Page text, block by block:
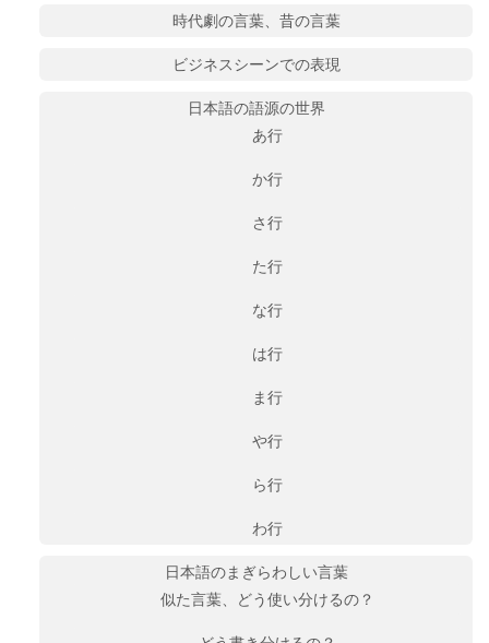
時代劇の言葉、昔の言葉
ビジネスシーンでの表現
日本語の語源の世界
あ行
か行
さ行
た行
な行
は行
ま行
や行
ら行
わ行
日本語のまぎらわしい言葉
似た言葉、どう使い分けるの？